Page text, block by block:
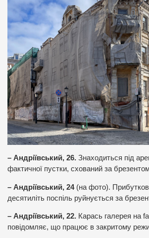
– Андріївський, 26. Знаходиться під
фактичної пустки, схований за
– Андріївський, 24(на фото).
десятиліть поспіль руйнується за
– Андріївський, 22. Карась галерея на
повідомляє, що працює в закритому